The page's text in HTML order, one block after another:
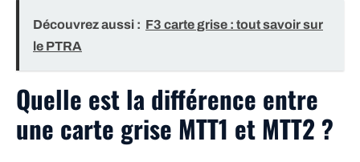
Découvrez aussi : F3 carte grise : tout savoir sur
le PTRA
Quelle est la différence entre
une carte grise MTT1 et MTT2 ?